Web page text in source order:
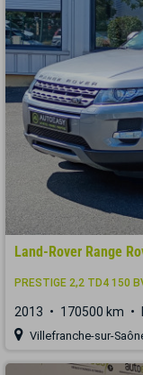
Land-Rover Range
PRESTIGE 2,2 TD4 150
2013 170500 km
Villefranche-sur-